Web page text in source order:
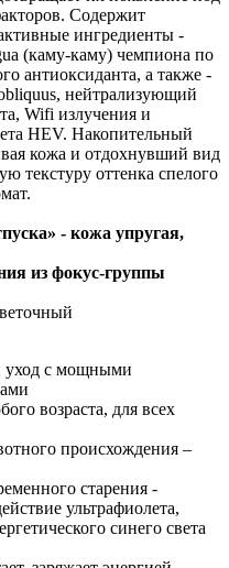
Содержит
ингредиенты -
(каму-каму) чемпиона по
антиоксиданта, а также -
нейтрализующий
Wifi излучения и
HEV. Накопительный
кожа и отдохнувший вид
текстуру оттенка спелого
- кожа упругая,
из фокус-группы
уход с мощными
возраста, для всех
происхождения –
старения -
ультрафиолета,
синего света